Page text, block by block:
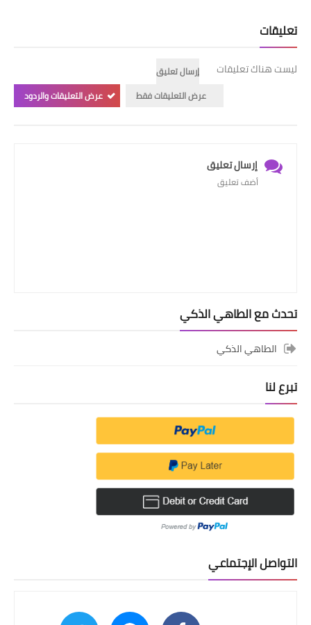
تعليقات
ليست هناك تعليقات
إرسال تعليق
عرض التعليقات فقط
عرض التعليقات والردود
إرسال تعليق
أضف تعليق
تحدث مع الطاهي الذكي
الطاهي الذكي
تبرع لنا
التواصل الإجتماعي